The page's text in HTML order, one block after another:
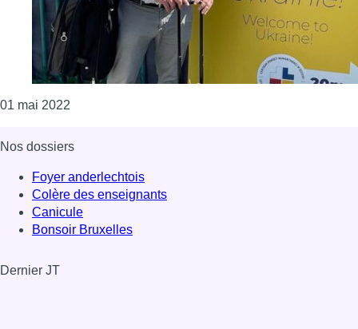
01 mai 2022
Nos dossiers
Foyer anderlechtois
Colère des enseignants
Canicule
Bonsoir Bruxelles
Dernier JT